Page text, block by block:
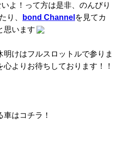
よ！って方は是非、のんびり
り、 bond Channel を見てカ
思います
けはフルスロットルで参りま
よりお待ちしております！！
はコチラ！